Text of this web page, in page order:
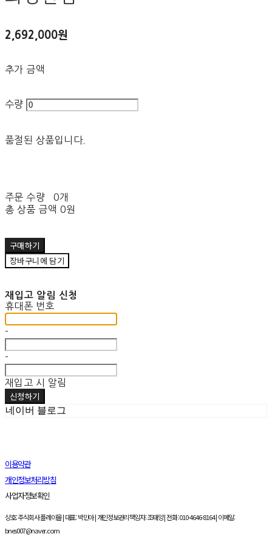
2,692,000원
추가 금액
수량
품절된 상품입니다.
주문 수량
0개
총 상품 금액 0원
구매하기
장바구니에 담기
재입고 알림 신청
휴대폰 번호
-
-
재입고 시 알림
신청하기
네이버 블로그
이용약관
개인정보처리방침
사업자정보확인
상호: 주식회사 플레이몰 | 대표: 박민아 | 개인정보관리책임자: 조태양 | 전화: 010-4646-8164 | 이메일:
bnes007@naver.com